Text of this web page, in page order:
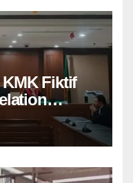
KMK Fiktif
8 Tahun